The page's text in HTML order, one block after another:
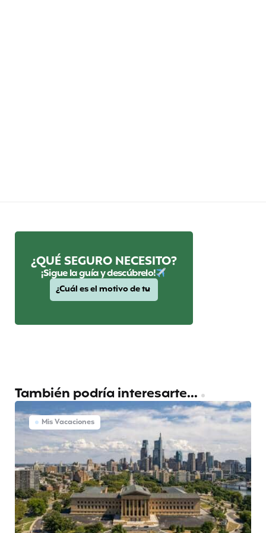
¿QUÉ SEGURO NECESITO?
¡Sigue la guía y descúbrelo!
También podría interesarte...
Mis Vacaciones